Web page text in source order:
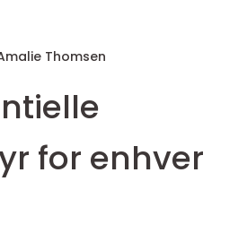
Thomsen
for enhver